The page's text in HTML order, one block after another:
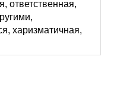
ответственная,
харизматичная,